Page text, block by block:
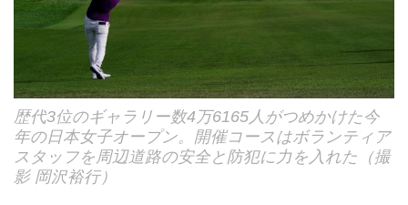
歴代3位のギャラリー数4万6165人がつめかけた今
年の日本女子オープン。開催コースはボランティア
スタッフを周辺道路の安全と防犯に力を入れた（撮
影 岡沢裕行）